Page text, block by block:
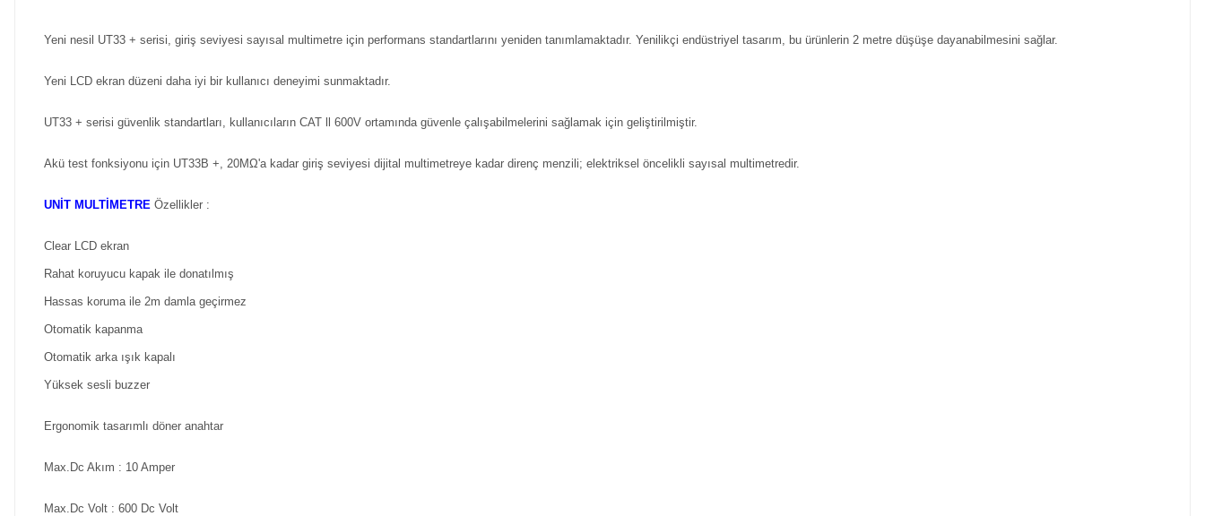
Yeni nesil UT33 + serisi, giriş seviyesi sayısal multimetre için performans standartlarını yeniden tanımlamaktadır. Yenilikçi endüstriyel tasarım, bu ürünlerin 2 metre düşüşe dayanabilmesini sağlar.
Yeni LCD ekran düzeni daha iyi bir kullanıcı deneyimi sunmaktadır.
UT33 + serisi güvenlik standartları, kullanıcıların CAT ll 600V ortamında güvenle çalışabilmelerini sağlamak için geliştirilmiştir.
Akü test fonksiyonu için UT33B +, 20MΩ'a kadar giriş seviyesi dijital multimetreye kadar direnç menzili; elektriksel öncelikli sayısal multimetredir.
UNİT MULTİMETRE Özellikler :
Clear LCD ekran
Rahat koruyucu kapak ile donatılmış
Hassas koruma ile 2m damla geçirmez
Otomatik kapanma
Otomatik arka ışık kapalı
Yüksek sesli buzzer
Ergonomik tasarımlı döner anahtar
Max.Dc Akım : 10 Amper
Max.Dc Volt : 600 Dc Volt